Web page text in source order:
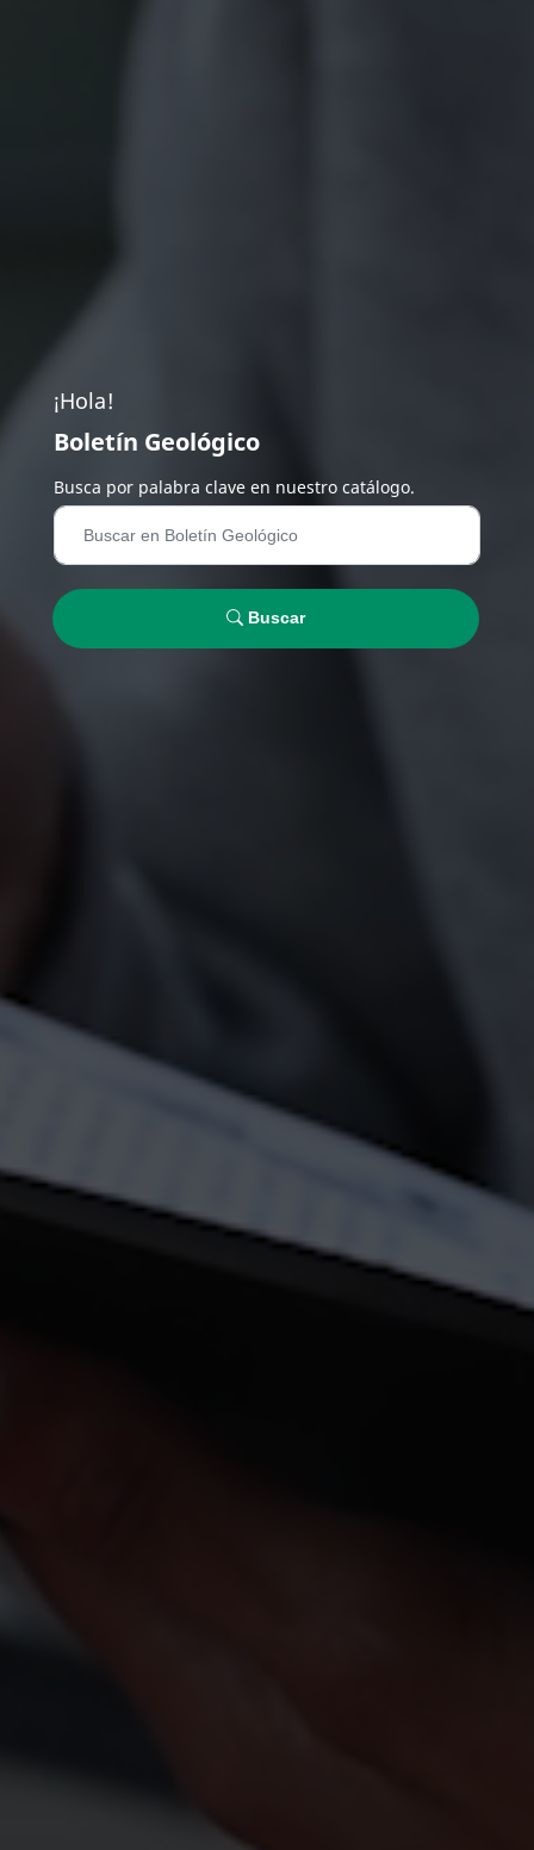
¡Hola!
Boletín Geológico
Busca por palabra clave en nuestro catálogo.
Buscar